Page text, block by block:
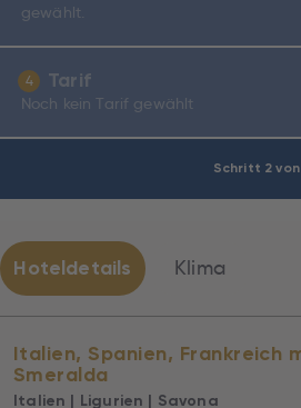
Schritt 2 von
gewählt.
4 Tarif
Noch kein Tarif gewählt
Hoteldetails Klima
Italien, Spanien, Frankreich
Smeralda
Italien | Ligurien | Savona